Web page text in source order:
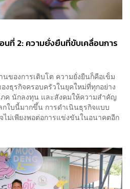
ที่ 2: ความยั่งยืนที่ขับเคลื่อนการ
ของการเติบโต ความยั่งยืนก็คือเข็ม
ธุรกิจครอบครัวในยุคใหม่ที่ทุกอย่าง
ภค นักลงทุน และสังคมให้ความสำคัญ
ใบนี้มากขึ้น การดำเนินธุรกิจแบบ
ไม่เพียงพอต่อการแข่งขันในอนาคตอีก